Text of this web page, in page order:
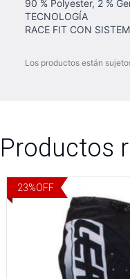
90 % Polyester, 2 %
TECNOLOGÍA
RACE FIT CON
Los productos están
Productos
23%OFF